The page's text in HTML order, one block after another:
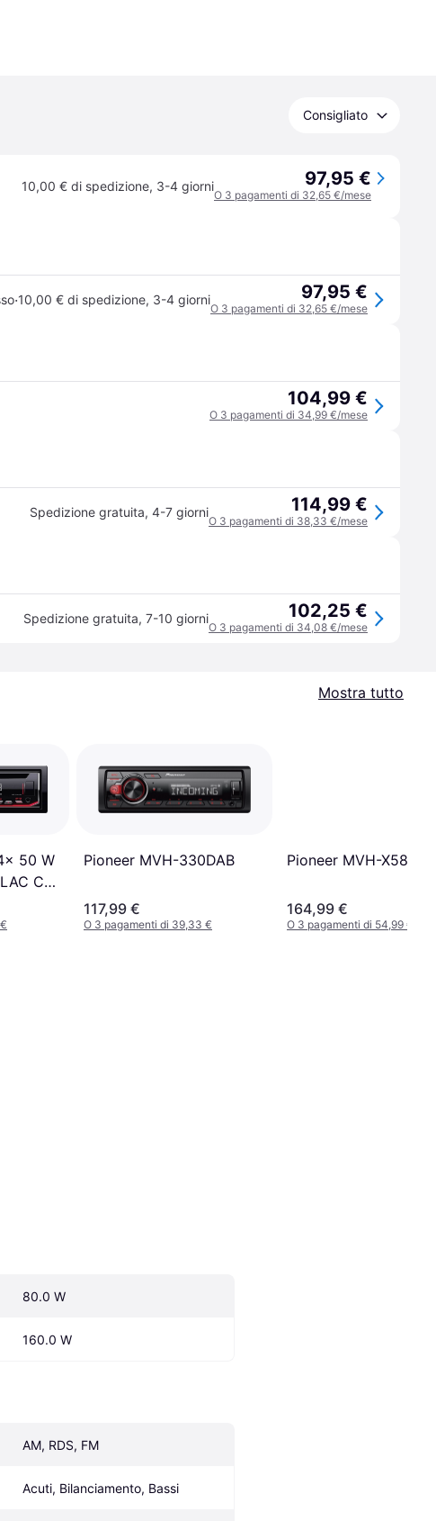
Consigliato
10,00 € di spedizione, 3-4 giorni 97,95 €
O 3 pagamenti di 32,65 €/mese
·10,00 € di spedizione, 3-4 giorni 97,95 €
O 3 pagamenti di 32,65 €/mese
104,99 €
O 3 pagamenti di 34,99 €/mese
Spedizione gratuita, 4-7 giorni 114,99 €
O 3 pagamenti di 38,33 €/mese
Spedizione gratuita, 7-10 giorni 102,25 €
O 3 pagamenti di 34,08 €/mese
Mostra tutto
50 W
Con
Pioneer MVH-330DAB
117,99 €
O 3 pagamenti di 39,33 €
Pioneer MVH-
164,99 €
O 3 pagamenti di 54,99 €
80.0 W
160.0 W
AM, RDS, FM
Acuti, Bilanciamento, Bassi